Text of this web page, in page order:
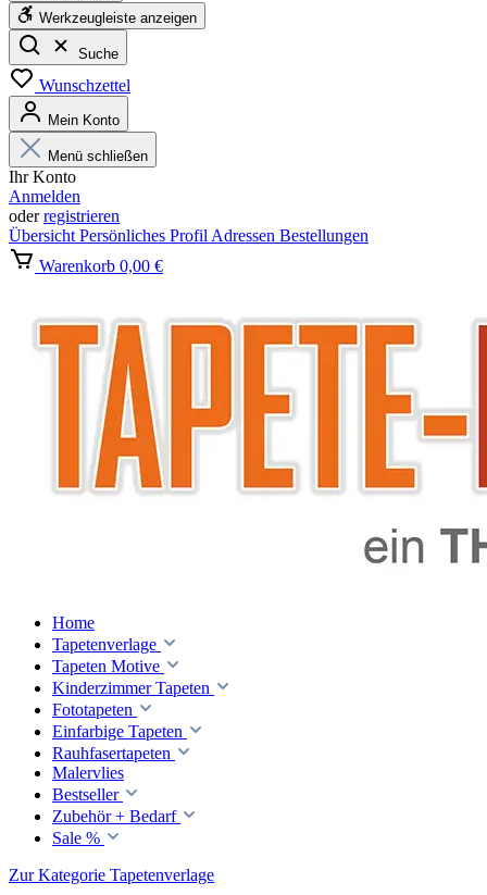
Werkzeugleiste anzeigen
Suche
Wunschzettel
Mein Konto
Menü schließen
Ihr Konto
Anmelden
oderregistrieren
Übersicht Persönliches Profil Adressen Bestellungen
Warenkorb 0,00 €
Home
Tapetenverlage
Tapeten Motive
Kinderzimmer Tapeten
Fototapeten
Einfarbige Tapeten
Rauhfasertapeten
Malervlies
Bestseller
Zubehör + Bedarf
Sale %
Zur Kategorie Tapetenverlage